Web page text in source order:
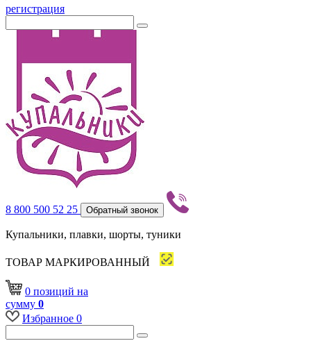
регистрация
8 800 500 52 25 Обратный звонок
Купальники, плавки, шорты, туники
ТОВАР МАРКИРОВАННЫЙ
0 позиций на
сумму 0
Избранное 0